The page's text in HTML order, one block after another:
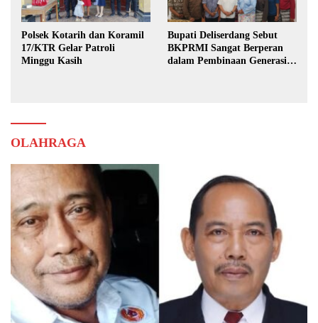
Polsek Kotarih dan Koramil
17/KTR Gelar Patroli
Minggu Kasih
Bupati Deliserdang Sebut
BKPRMI Sangat Berperan
dalam Pembinaan Generasi
OLAHRAGA